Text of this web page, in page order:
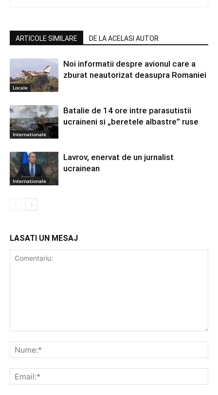
ARTICOLE SIMILARE DE LA ACELASI AUTOR
Locale
Noi informatii despre avionul care a
zburat neautorizat deasupra Romaniei
Internationale
Batalie de 14 ore intre parasutistii
ucraineni si „beretele albastre” ruse
Internationale
Lavrov, enervat de un jurnalist
ucrainean
LASATI UN MESAJ